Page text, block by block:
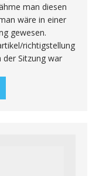
man diesen
wäre in einer
gewesen.
richtigstellung
Sitzung war